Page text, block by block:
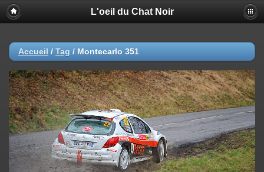
L'oeil du Chat Noir
Accueil / Tag / Montecarlo 351